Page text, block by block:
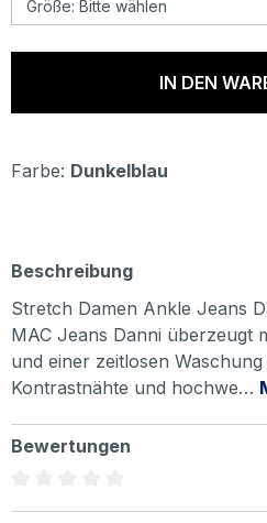
IN DEN
Farbe: Dunkelblau
Beschreibung
Stretch Damen Ankle Jeans
MAC Jeans Danni überzeugt
und einer zeitlosen
Kontrastnähte und hochwe…
Bewertungen